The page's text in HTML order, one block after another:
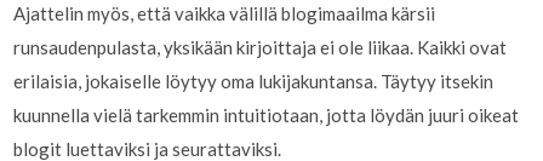
Ajattelin myös, että vaikka välillä blogimaailma kärsii
runsaudenpulasta, yksikään kirjoittaja ei ole liikaa. Kaikki ovat
erilaisia, jokaiselle löytyy oma lukijakuntansa. Täytyy itsekin
kuunnella vielä tarkemmin intuitiotaan, jotta löydän juuri oikeat
blogit luettaviksi ja seurattaviksi.